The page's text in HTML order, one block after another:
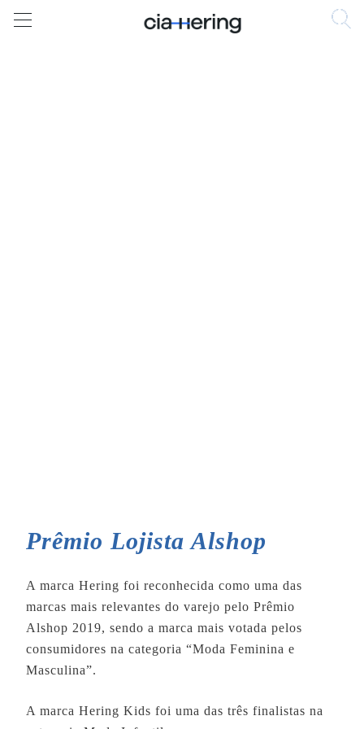
Prêmio Lojista Alshop
A marca Hering foi reconhecida como uma das
marcas mais relevantes do varejo pelo Prêmio
Alshop 2019, sendo a marca mais votada pelos
consumidores na categoria “Moda Feminina e
Masculina”.
A marca Hering Kids foi uma das três finalistas na